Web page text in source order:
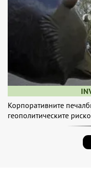
Корпоративните
геополитическите